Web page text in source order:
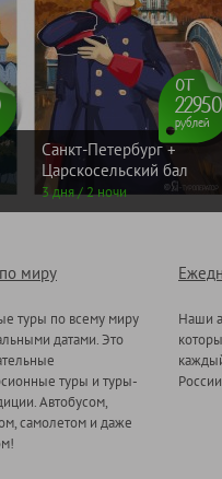
Санкт-Петербург +
Царскосельский бал
3 дня / 2 ночи
от
22950
рублей
миру
туры по всему миру
датами. Это
туры и туры-
Автобусом,
самолетом и даже
Наши